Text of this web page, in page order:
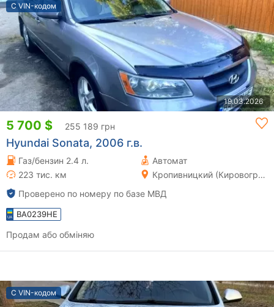
С VIN-кодом
19.03.2026
5 700 $ 255 189 грн
Hyundai Sonata, 2006 г.в.
Газ/бензин 2.4 л.
Автомат
223 тис. км
Кропивницкий (Кировоград)
Проверено по номеру по базе МВД
BA0239HE
Продам або обміняю
С VIN-кодом